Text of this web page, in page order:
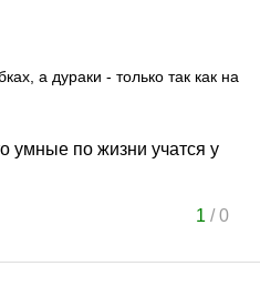
а дураки - только так как на
умные по жизни учатся у
1 /0